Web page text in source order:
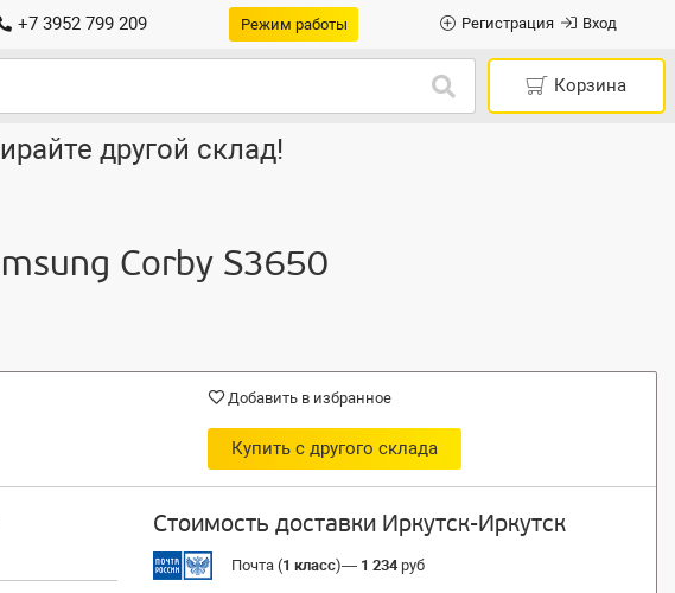
+7 3952 799 209 Режим работы Регистрация Вход
Корзина
другой склад!
Corby S3650
Добавить в избранное
Купить с другого склада
Стоимость доставки Иркутск-Иркутск
Почта (1 класс)— 1 234руб